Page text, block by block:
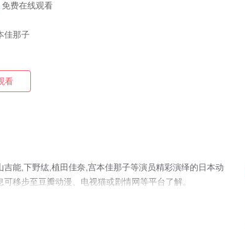
免费在线观看
佳那子
看
能,下野纮,植田佳奈,宫本佳那子等演员精彩演绎的日本动
移步至豆瓣动漫、电视猫或剧情网等平台了解。